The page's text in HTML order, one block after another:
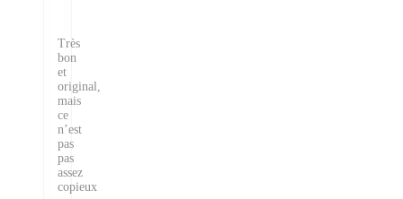
Très
bon
et
original,
mais
ce
n’est
pas
pas
assez
copieux